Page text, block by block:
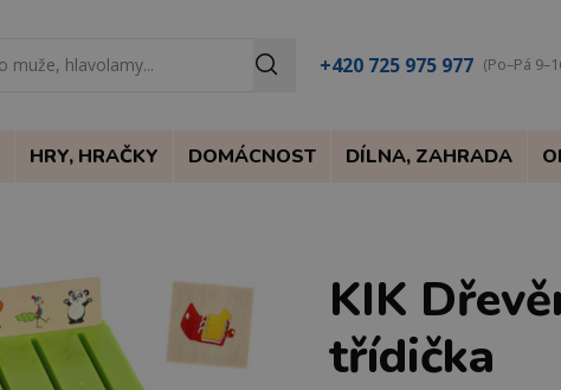
+420 725 975 977 (Po–Pá
HRY, HRAČKY DOMÁCNOST DÍLNA, ZAHRADA
KIK
třídička